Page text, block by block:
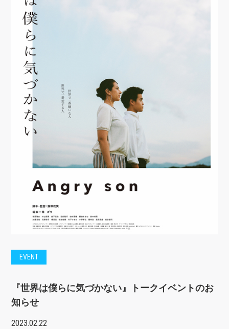
EVENT
『世界は僕らに気づかない』トークイベントのお
知らせ
2023.02.22